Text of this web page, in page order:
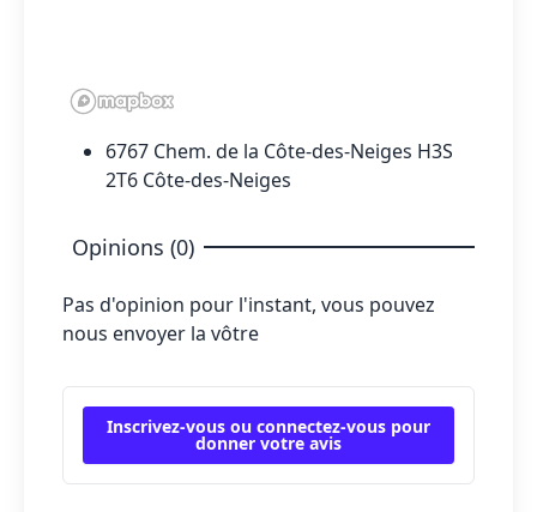
6767 Chem. de la Côte-des-Neiges H3S
2T6 Côte-des-Neiges
Opinions (0)
Pas d'opinion pour l'instant, vous pouvez
nous envoyer la vôtre
Inscrivez-vous ou connectez-vous pour
donner votre avis